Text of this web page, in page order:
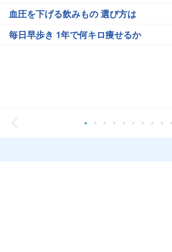
血圧を下げる飲みもの 選び方は
毎日早歩き 1年で何キロ痩せるか